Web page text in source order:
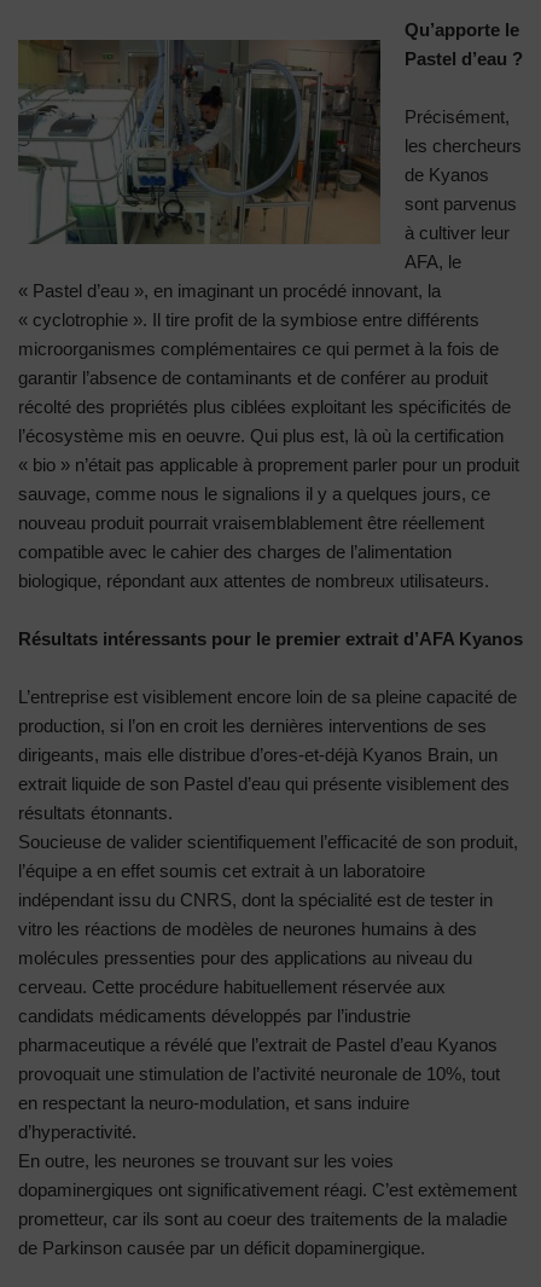
Qu’apporte le
Pastel d’eau ?
Précisément,
les chercheurs
de Kyanos
sont parvenus
à cultiver leur
AFA, le
« Pastel d’eau », en imaginant un procédé innovant, la
« cyclotrophie ». Il tire profit de la symbiose entre différents
microorganismes complémentaires ce qui permet à la fois de
garantir l’absence de contaminants et de conférer au produit
récolté des propriétés plus ciblées exploitant les spécificités de
l’écosystème mis en oeuvre. Qui plus est, là où la certification
« bio » n’était pas applicable à proprement parler pour un produit
sauvage, comme nous le signalions il y a quelques jours, ce
nouveau produit pourrait vraisemblablement être réellement
compatible avec le cahier des charges de l’alimentation
biologique, répondant aux attentes de nombreux utilisateurs.
Résultats intéressants pour le premier extrait d’AFA Kyanos
L’entreprise est visiblement encore loin de sa pleine capacité de
production, si l’on en croit les dernières interventions de ses
dirigeants, mais elle distribue d’ores-et-déjà Kyanos Brain, un
extrait liquide de son Pastel d’eau qui présente visiblement des
résultats étonnants.
Soucieuse de valider scientifiquement l’efficacité de son produit,
l’équipe a en effet soumis cet extrait à un laboratoire
indépendant issu du CNRS, dont la spécialité est de tester in
vitro les réactions de modèles de neurones humains à des
molécules pressenties pour des applications au niveau du
cerveau. Cette procédure habituellement réservée aux
candidats médicaments développés par l’industrie
pharmaceutique a révélé que l’extrait de Pastel d’eau Kyanos
provoquait une stimulation de l’activité neuronale de 10%, tout
en respectant la neuro-modulation, et sans induire
d’hyperactivité.
En outre, les neurones se trouvant sur les voies
dopaminergiques ont significativement réagi. C’est extèmement
prometteur, car ils sont au coeur des traitements de la maladie
de Parkinson causée par un déficit dopaminergique.